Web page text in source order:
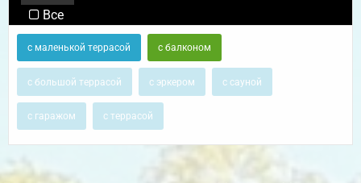
Все
с маленькой террасой с балконом
с большой террасой с эркером с сауной
с гаражом с террасой